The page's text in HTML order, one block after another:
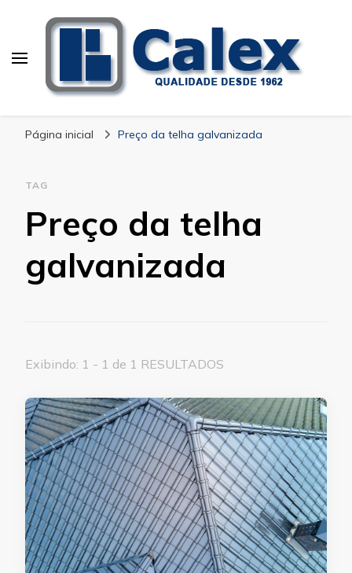
Industriais
Página inicial Preço da telha galvanizada
TAG
Preço da telha
galvanizada
Exibindo: 1 - 1 de 1 RESULTADOS